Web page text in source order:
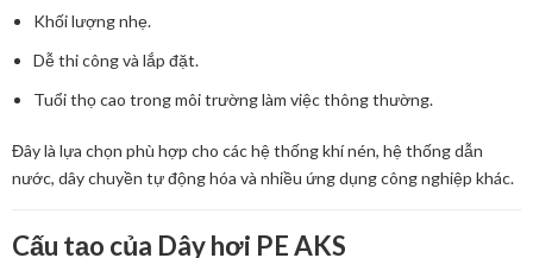
Khối lượng nhẹ.
Dễ thi công và lắp đặt.
Tuổi thọ cao trong môi trường làm việc thông thường.
Đây là lựa chọn phù hợp cho các hệ thống khí nén, hệ thống dẫn
nước, dây chuyền tự động hóa và nhiều ứng dụng công nghiệp khác.
Cấu tạo của Dây hơi PE AKS